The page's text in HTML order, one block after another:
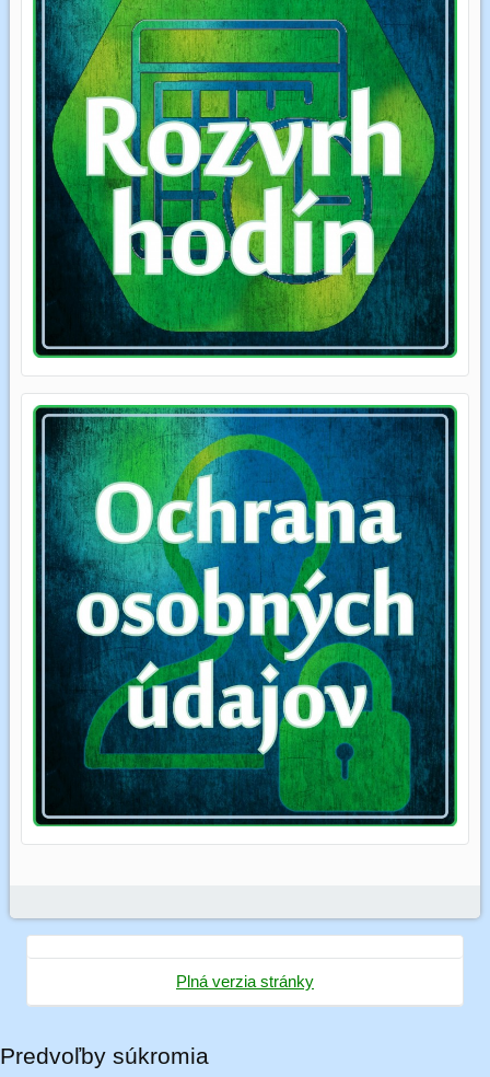
Plná verzia stránky
Predvoľby súkromia